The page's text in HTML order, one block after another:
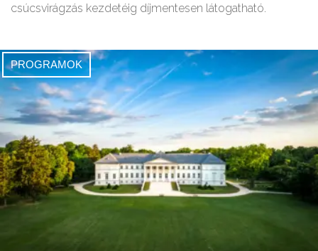
csúcsvirágzás kezdetéig díjmentesen látogatható.
PROGRAMOK